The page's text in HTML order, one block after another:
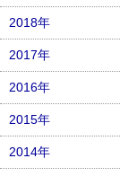
2018年
2017年
2016年
2015年
2014年